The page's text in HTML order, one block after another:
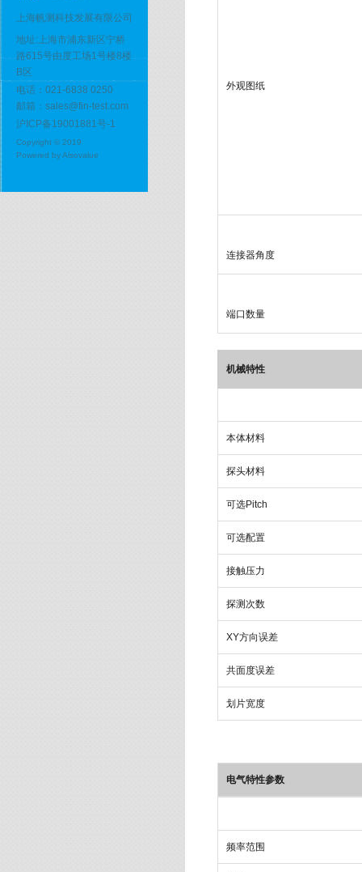
上海帆测科技发展有限公司
地址:上海市浦东新区宁桥
路615号由度工场1号楼8楼
B区
电话：021-6838 0250
邮箱：sales@fin-test.com
沪ICP备19001881号-1
Copyright © 2019
Powered byAlsovalue
外观图纸
连接器角度
端口数量
机械特性
本体材料
探头材料
可选Pitch
可选配置
接触压力
探测次数
XY方向误差
共面度误差
划片宽度
电气特性参数
频率范围